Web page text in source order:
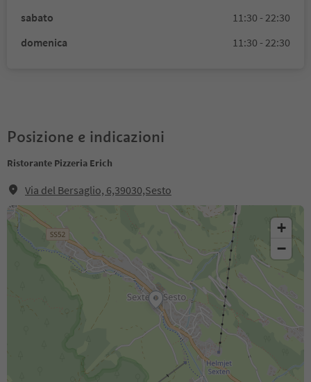
sabato
11:30 - 22:30
domenica
11:30 - 22:30
Posizione e indicazioni
Ristorante Pizzeria Erich
Via del Bersaglio, 6,39030,Sesto
+
−